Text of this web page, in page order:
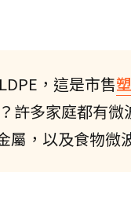
，這是市售
許多家庭都有
屬，以及食物微